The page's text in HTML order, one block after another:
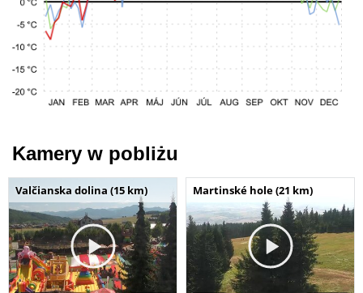
Kamery w pobliżu
Valčianska dolina (15 km) Martinské hole (21 km)